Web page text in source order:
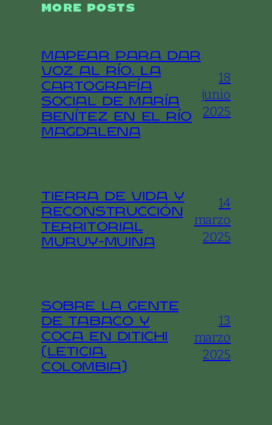
MORE POSTS
Mapear para dar
voz al río. La
cartografía
social de María
Benítez en el río
Magdalena
18
junio
2025
Tierra de vida y
reconstrucción
territorial
Muruy-Muina
14
marzo
2025
Sobre la gente
de tabaco y
coca en Ditichi
(Leticia,
Colombia)
13
marzo
2025